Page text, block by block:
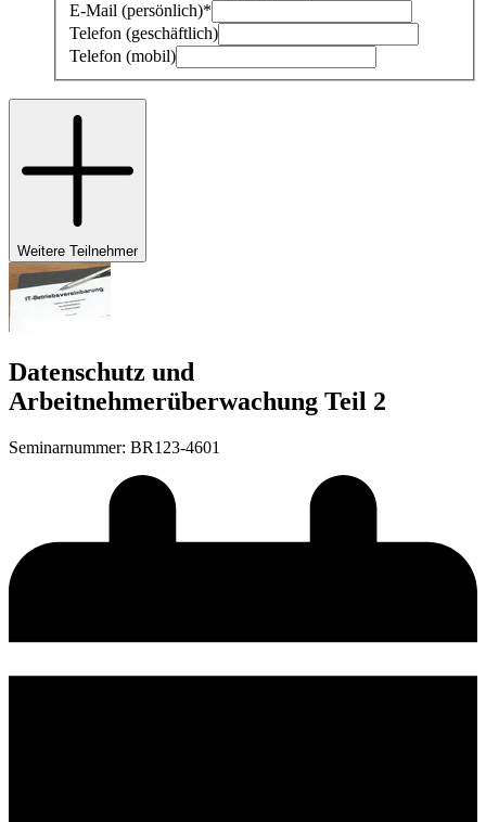
E-Mail (persönlich)*
Telefon (geschäftlich)
Telefon (mobil)
Weitere Teilnehmer
Datenschutz und
Arbeitnehmerüberwachung Teil 2
Seminarnummer: BR123-4601